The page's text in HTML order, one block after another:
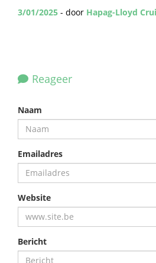
3/01/2025 - door Hapag-Lloyd
Reageer
Naam
Emailadres
Website
Bericht